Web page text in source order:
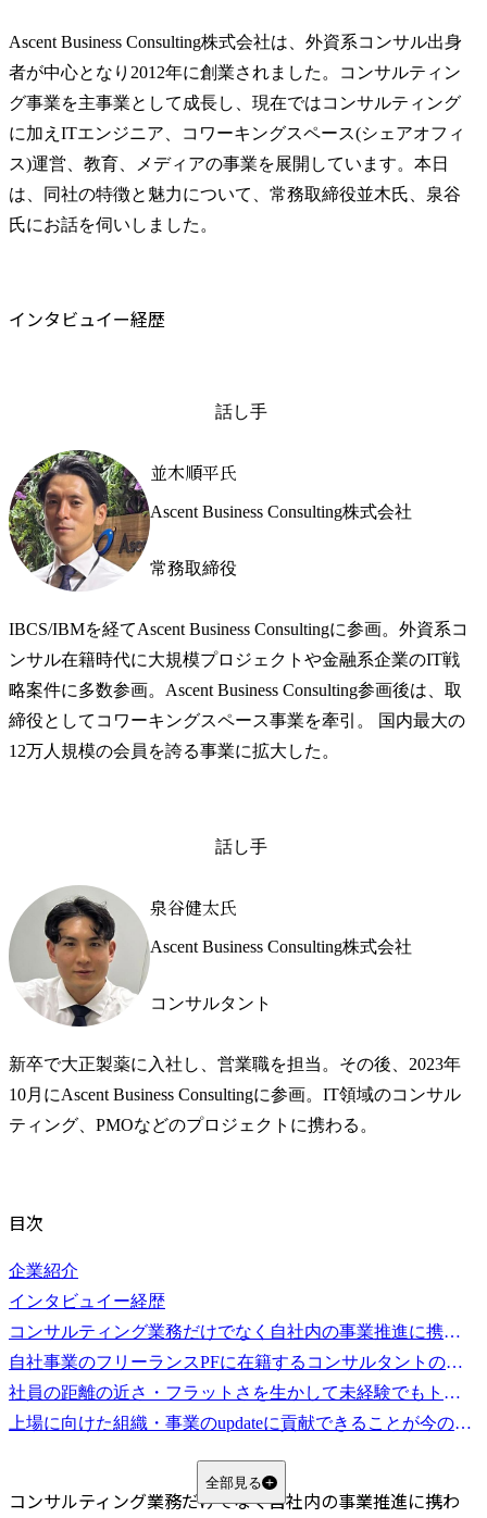
Ascent Business Consulting株式会社は、外資系コンサル出身
者が中心となり2012年に創業されました。コンサルティン
グ事業を主事業として成長し、現在ではコンサルティング
に加えITエンジニア、コワーキングスペース(シェアオフィ
ス)運営、教育、メディアの事業を展開しています。本日
は、同社の特徴と魅力について、常務取締役並木氏、泉谷
氏にお話を伺いしました。
インタビュイー経歴
話し手
並木順平氏
Ascent Business Consulting株式会社
常務取締役
IBCS/IBMを経てAscent Business Consultingに参画。外資系コ
ンサル在籍時代に大規模プロジェクトや金融系企業のIT戦
略案件に多数参画。Ascent Business Consulting参画後は、取
締役としてコワーキングスペース事業を牽引。 国内最大の
12万人規模の会員を誇る事業に拡大した。
話し手
泉谷健太氏
Ascent Business Consulting株式会社
コンサルタント
新卒で大正製薬に入社し、営業職を担当。その後、2023年
10月にAscent Business Consultingに参画。IT領域のコンサル
ティング、PMOなどのプロジェクトに携わる。
目次
企業紹介
インタビュイー経歴
コンサルティング業務だけでなく自社内の事業推進に携われる機会に魅力に感じて入社
自社事業のフリーランスPFに在籍するコンサルタントの専門性もフル活用して顧客を支援できることが強みの一つ
社員の距離の近さ・フラットさを生かして未経験でもトライ&エラーを重ね成長できる環境
上場に向けた組織・事業のupdateに貢献できることが今のAscentに参画する魅力
全部見る
コンサルティング業務だけでなく自社内の事業推進に携わ